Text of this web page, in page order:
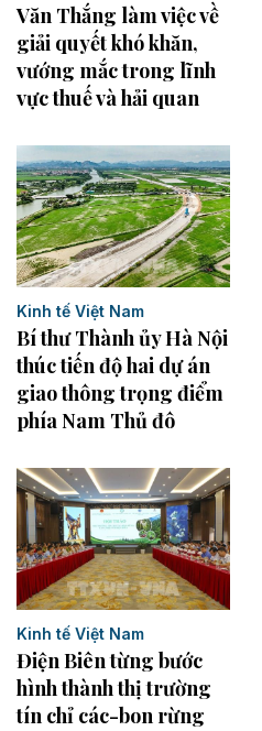
Văn Thắng làm việc về
giải quyết khó khăn,
vướng mắc trong lĩnh
vực thuế và hải quan
Kinh tế Việt Nam
Bí thư Thành ủy Hà Nội
thúc tiến độ hai dự án
giao thông trọng điểm
phía Nam Thủ đô
Kinh tế Việt Nam
Điện Biên từng bước
hình thành thị trường
tín chỉ các-bon rừng